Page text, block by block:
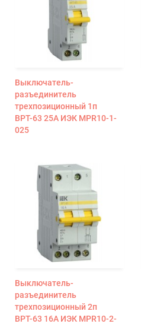
Выключатель-
разъединитель
трехпозиционный 1п
ВРТ-63 25А ИЭК MPR10-1-
025
Выключатель-
разъединитель
трехпозиционный 2п
ВРТ-63 16А ИЭК MPR10-2-